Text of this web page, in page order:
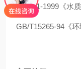
HJ/T51-1999《水
GB/T15265-94《